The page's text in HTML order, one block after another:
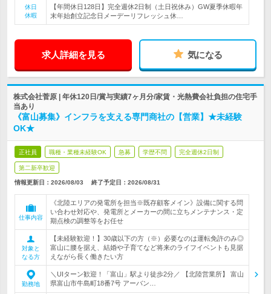
休日
休暇
【年間休日128日】完全週休2日制（土日祝休み）GW夏季休暇年
末年始創立記念日メーデーリフレッシュ休…
求人詳細を見る 気になる
株式会社菅原 | 年休120日/賞与実績7ヶ月分/家賃・光熱費会社負担の住宅手
当あり
《富山募集》インフラを支える専門商社の【営業】★未経験
OK★
正社員 職種・業種未経験OK 急募 学歴不問 完全週休2日制
第二新卒歓迎
情報更新日：2026/08/03 終了予定日： 2026/08/31
仕事内容
《北陸エリアの発電所を担当※既存顧客メイン》設備に関する問
い合わせ対応や、発電所とメーカーの間に立ちメンテナンス・定
期点検の調整等をお任せ
対象と
なる方
【未経験歓迎！】30歳以下の方（※）必要なのは運転免許のみ◎
富山に腰を据え、結婚や子育てなど将来のライフイベントも見据
えながら長く働きたい方
勤務地
＼UIターン歓迎！「富山」駅より徒歩2分／ 【北陸営業所】 富山
県富山市牛島町18番7号 アーバン…